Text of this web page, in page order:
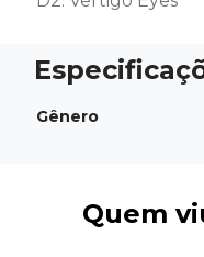
Gênero
Quem